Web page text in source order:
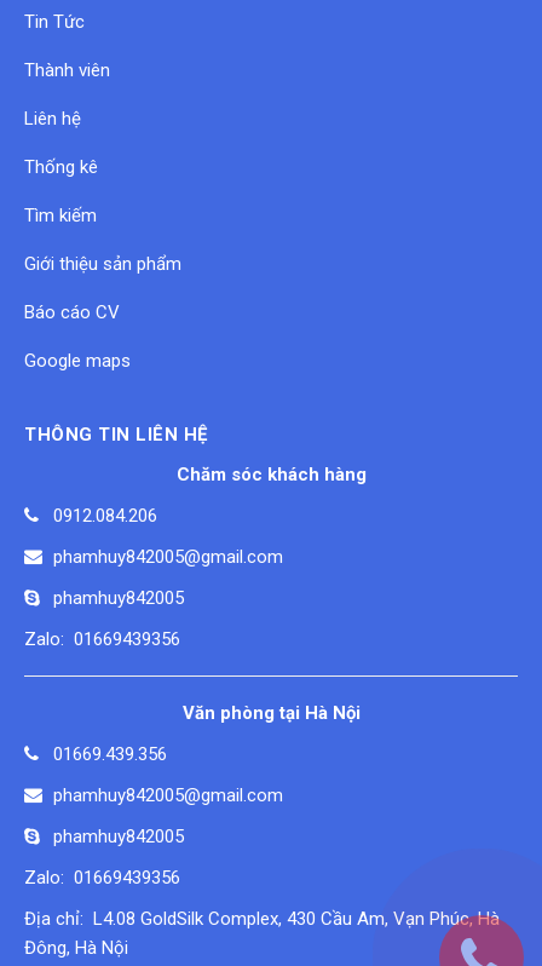
Tin Tức
Thành viên
Liên hệ
Thống kê
Tìm kiếm
Giới thiệu sản phẩm
Báo cáo CV
Google maps
THÔNG TIN LIÊN HỆ
Chăm sóc khách hàng
0912.084.206
phamhuy842005@gmail.com
phamhuy842005
Zalo: 01669439356
Văn phòng tại Hà Nội
01669.439.356
phamhuy842005@gmail.com
phamhuy842005
Zalo: 01669439356
Địa chỉ: L4.08 GoldSilk Complex, 430 Cầu Am, Vạn Phúc, Hà
Đông, Hà Nội